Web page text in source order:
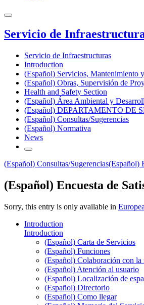
Servicio de
Servicio de Infraestructuras
Introduction
(Español) Servicios, Mantenimiento
(Español) Obras, Supervisión de
Health and Safety Section
(Español) Área Ambiental y
(Español) DEPARTAMENTO DE
(Español) Consultas/Sugerencias
(Español) Normativa
News
(Español) Consultas/Sugerencias(Español)
(Español) Encuesta de
Sorry, this entry is only available in
Introduction
Introduction
(Español) Carta de Servicios
(Español) Funciones
(Español) Colaboración con la
(Español) Atención al usuario
(Español) Localización de
(Español) Directorio
(Español) Como llegar